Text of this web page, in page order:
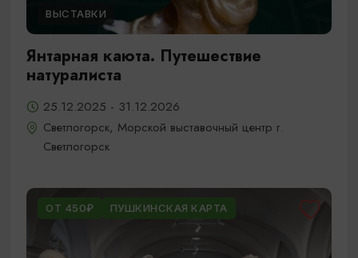
ВЫСТАВКИ
Янтарная каюта. Путешествие
натуралиста
25.12.2025 - 31.12.2026
Светлогорск, Морской выставочный центр г.
Светлогорск
ОТ 450₽ ПУШКИНСКАЯ КАРТА